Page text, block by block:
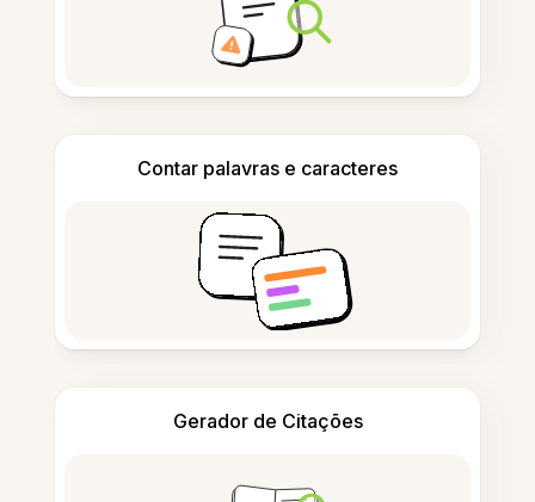
Contar palavras e caracteres
Gerador de Citações